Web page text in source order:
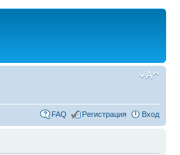
FAQ Регистрация Вход